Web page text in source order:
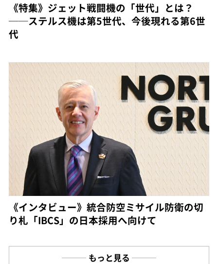
《特集》ジェット戦闘機の「世代」とは？
──ステルス機は第5世代、今後現れる第6世
代
《インタビュー》統合防空ミサイル防衛の切
り札「IBCS」の日本採用へ向けて
もっと見る